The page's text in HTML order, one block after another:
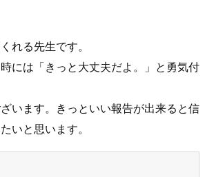
れる先生です。
には「きっと大丈夫だよ。」と勇気付
います。きっといい報告が出来ると信
いと思います。